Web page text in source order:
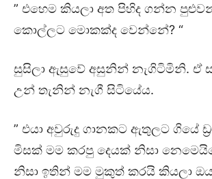
” එහෙම කියලා අත පිහිද ගන්න
කොල්ලට මොකක්ද වෙන්නේ? “
සුසිලා ඇසුවේ අසුනින් නැගිටිමිනි. ඒ
උන් තැනින් නැගී සිටියේය.
” එයා අවුරුදු ගානකට ඇතුලට ගියේ
මිසක් මම කරපු දෙයක් නිසා
නිසා ඉතින් මම මුකුත් කරයි කියලා